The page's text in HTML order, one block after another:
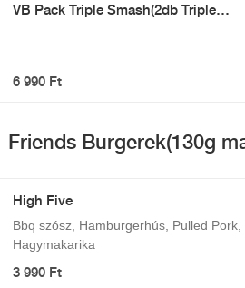
VB Pack Triple Smash(2db Triple
6 990 Ft
Friends Burgerek(130g
High Five
Bbq szósz, Hamburgerhús, Pulled Pork,
Hagymakarika
3 990 Ft